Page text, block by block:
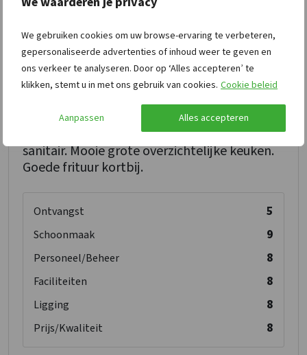
We gebruiken cookies om uw browse-ervaring te verbeteren,
gepersonaliseerde advertenties of inhoud weer te geven en
ons verkeer te analyseren. Door op ‘Alles accepteren’ te
klikken, stemt u in met ons gebruik van cookies. Cookie beleid
Aanpassen Alles accepteren
7,7
Bep A.
mei 2023
Huis was heel goed schoon !!! Mooie
omgeving, Fijn veel kamers met eigen
sanitair. Mooie grote overzichtelijke keuken.
Goede frituur kortbij.
Ontvangst 5
Schoonmaak 9
Personeel/Beheer 8
Faciliteiten 8
Ligging 8
Prijs/Kwaliteit 8